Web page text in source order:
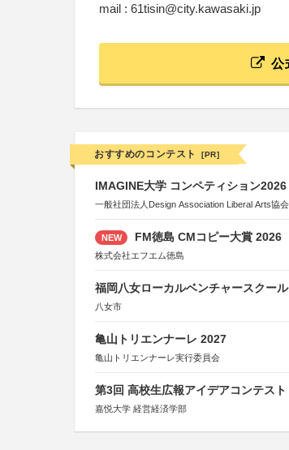
mail : 61tisin@city.kawasaki.jp
公
おすすめのコンテスト [PR]
IMAGINE大学 コンペティション2026
一般社団法人Design Association Liberal Arts協会
NEW FM徳島 CMコピー大賞 2026
株式会社エフエム徳島
福岡八女ローカルベンチャースクー
八女市
亀山トリエンナーレ 2027
亀山トリエンナーレ実行委員会
第3回 高校生広報アイデアコンテスト
嘉悦大学 経営経済学部